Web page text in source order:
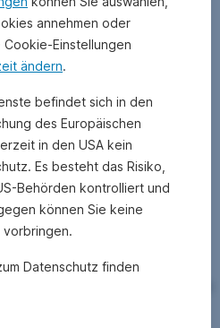
:
der Anteilscheine von 1:1
im Verhältnis
STOCK EUROPE
Vermögensmasse bzw
EUROPE EMERGING –
aufgeteilt.
AT0000A2ZTD7, AT0000
annehmen oder
Einstellungen
ändern.
befindet sich in den
des Europäischen
in den USA kein
Es besteht das Risiko,
Behörden kontrolliert und
können Sie keine
vorbringen.
Datenschutz finden